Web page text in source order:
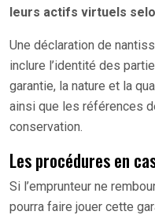
leurs actifs virtuels
Une déclaration de
inclure l’identité des
garantie, la nature et la
ainsi que les références
conservation.
Les procédures en
Si l’emprunteur ne
pourra faire jouer cette